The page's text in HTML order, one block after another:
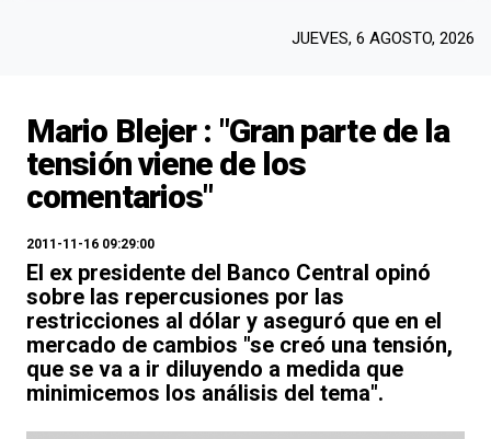
JUEVES, 6 AGOSTO, 2026
Mario Blejer : "Gran parte de la
tensión viene de los
comentarios"
2011-11-16 09:29:00
El ex presidente del Banco Central opinó
sobre las repercusiones por las
restricciones al dólar y aseguró que en el
mercado de cambios "se creó una tensión,
que se va a ir diluyendo a medida que
minimicemos los análisis del tema".